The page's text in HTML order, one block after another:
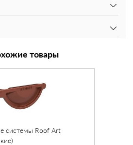
товары
системы Roof Art